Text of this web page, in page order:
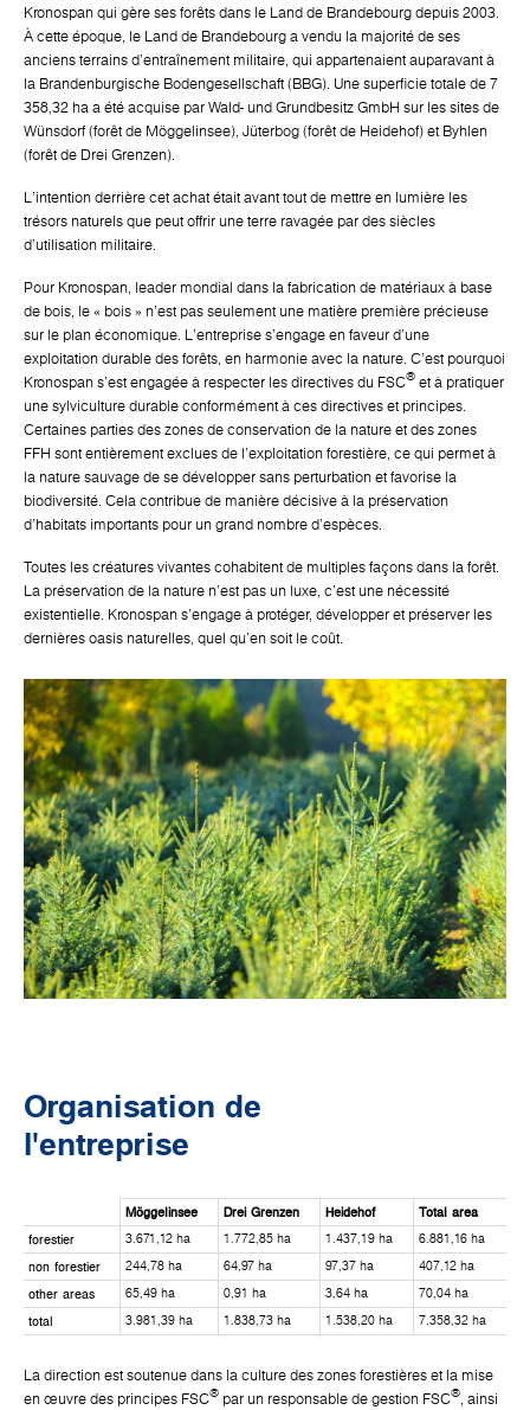
Kronospan qui gère ses forêts dans le Land de Brandebourg depuis 2003.
À cette époque, le Land de Brandebourg a vendu la majorité de ses
anciens terrains d'entraînement militaire, qui appartenaient auparavant à
la Brandenburgische Bodengesellschaft (BBG). Une superficie totale de 7
358,32 ha a été acquise par Wald- und Grundbesitz GmbH sur les sites de
Wünsdorf (forêt de Möggelinsee), Jüterbog (forêt de Heidehof) et Byhlen
(forêt de Drei Grenzen).
L'intention derrière cet achat était avant tout de mettre en lumière les
trésors naturels que peut offrir une terre ravagée par des siècles
d'utilisation militaire.
Pour Kronospan, leader mondial dans la fabrication de matériaux à base
de bois, le « bois » n'est pas seulement une matière première précieuse
sur le plan économique. L'entreprise s'engage en faveur d'une
exploitation durable des forêts, en harmonie avec la nature. C'est pourquoi
Kronospan s'est engagée à respecter les directives du FSC® et à pratiquer
une sylviculture durable conformément à ces directives et principes.
Certaines parties des zones de conservation de la nature et des zones
FFH sont entièrement exclues de l'exploitation forestière, ce qui permet à
la nature sauvage de se développer sans perturbation et favorise la
biodiversité. Cela contribue de manière décisive à la préservation
d'habitats importants pour un grand nombre d'espèces.
Toutes les créatures vivantes cohabitent de multiples façons dans la forêt.
La préservation de la nature n'est pas un luxe, c'est une nécessité
existentielle. Kronospan s'engage à protéger, développer et préserver les
dernières oasis naturelles, quel qu'en soit le coût.
Organisation de
l'entreprise
Möggelinsee Drei Grenzen Heidehof
Total area
forestier
3.671,12 ha 1.772,85 ha 1.437,19 ha 6.881,16 ha
non forestier 244,78 ha 64,97 ha 97,37 ha 407,12 ha
other areas 65,49 ha 0,91 ha 3,64 ha 70,04 ha
total 3.981,39 ha 1.838,73 ha 1.538,20 ha 7.358,32 ha
La direction est soutenue dans la culture des zones forestières et la mise
en œuvre des principes FSC® par un responsable de gestion FSC®, ainsi